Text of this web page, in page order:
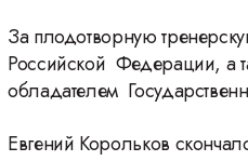
За плодотворную
Российской Федерации, а
обладателем
Евгений Корольков